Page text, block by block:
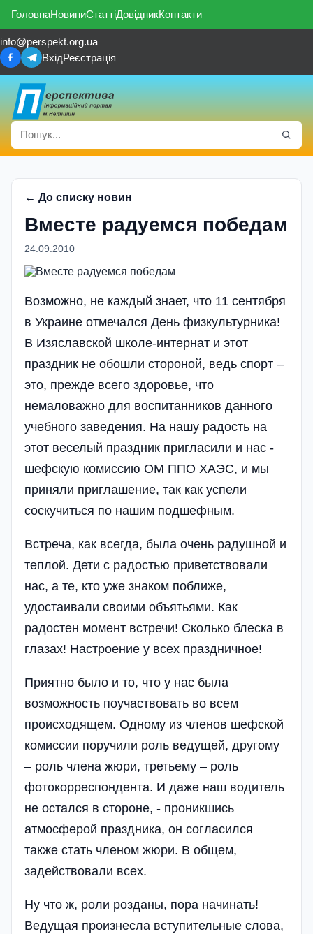
ГоловнаНовиниСтаттіДовідникКонтакти
info@perspekt.org.ua
ВхідРеєстрація
← До списку новин
Вместе радуемся победам
24.09.2010
Возможно, не каждый знает, что 11 сентября
в Украине отмечался День физкультурника!
В Изяславской школе‑интернат и этот
праздник не обошли стороной, ведь спорт –
это, прежде всего здоровье, что
немаловажно для воспитанников данного
учебного заведения. На нашу радость на
этот веселый праздник пригласили и нас -
шефскую комиссию ОМ ППО ХАЭС, и мы
приняли приглашение, так как успели
соскучиться по нашим подшефным.
Встреча, как всегда, была очень радушной и
теплой. Дети с радостью приветствовали
нас, а те, кто уже знаком поближе,
удостаивали своими объятьями. Как
радостен момент встречи! Сколько блеска в
глазах! Настроение у всех праздничное!
Приятно было и то, что у нас была
возможность поучаствовать во всем
происходящем. Одному из членов шефской
комиссии поручили роль ведущей, другому
– роль члена жюри, третьему – роль
фотокорреспондента. И даже наш водитель
не остался в стороне, - проникшись
атмосферой праздника, он согласился
также стать членом жюри. В общем,
задействовали всех.
Ну что ж, роли розданы, пора начинать!
Ведущая произнесла вступительные слова,